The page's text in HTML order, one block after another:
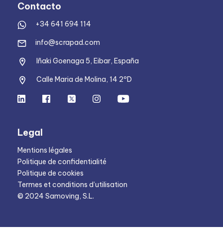
Contacto
+34 641 694 114
info@scrapad.com
Iñaki Goenaga 5, Eibar, España
Calle Maria de Molina, 14 2ºD
Legal
Mentions légales
Politique de confidentialité
Politique de cookies
Termes et conditions d’utilisation
© 2024 Samoving, S.L.